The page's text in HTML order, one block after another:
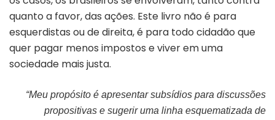
quanto a favor, das ações. Este livro não é para
esquerdistas ou de direita, é para todo cidadão que
quer pagar menos impostos e viver em uma
sociedade mais justa.
“Meu propósito é apresentar subsídios para discussões
propositivas e sugerir uma linha esquematizada de